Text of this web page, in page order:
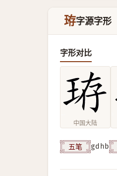
珔字源字形
字形对比
中国大陆
五笔 gdhb